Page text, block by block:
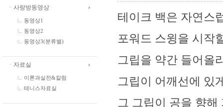
ㆍ사랑방동영상
동영상1
동영상2
동영상3(분류별)
ㆍ자료실
이론과실전&칼럼
테니스자료실
테이크 백은 자연스
포워드 스윙을 시작
그립을 약간 들어올
그립이 어깨선에 있
그 그립이 공을 향